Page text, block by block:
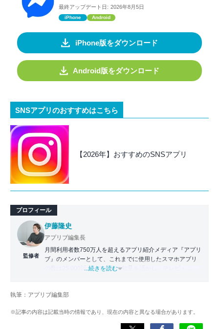
最終アップデート日: 2026年8月5日
iPhone Android
iPhone版をダウンロード
Android版をダウンロード
SNSアプリのおすすめはこちら
【2026年】おすすめのSNSアプリ
プロフィール
監修者
伊藤隆史
アプリブ編集長
月間利用者数750万人を超えるアプリ紹介メディア『アプリ
ブ』のメンバーとして、これまでに使用したスマホアプリ
の数は25,000以上。アプリの知見を活かし、テレビ・
化アプリの紹介）、TBS『サタプラ』（スマホライフが変
スマホアプリ）他
...続きを読む
執筆：アプリブ編集部
※記事の内容は記載当時の情報であり、現在の内容と異なる場合があります。